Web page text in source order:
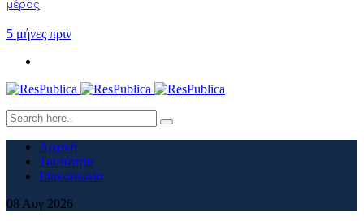
μέρος
5 μήνες πριν
Αρχική
Ταυτότητα
Επικοινωνία
08 Αυγ 2026